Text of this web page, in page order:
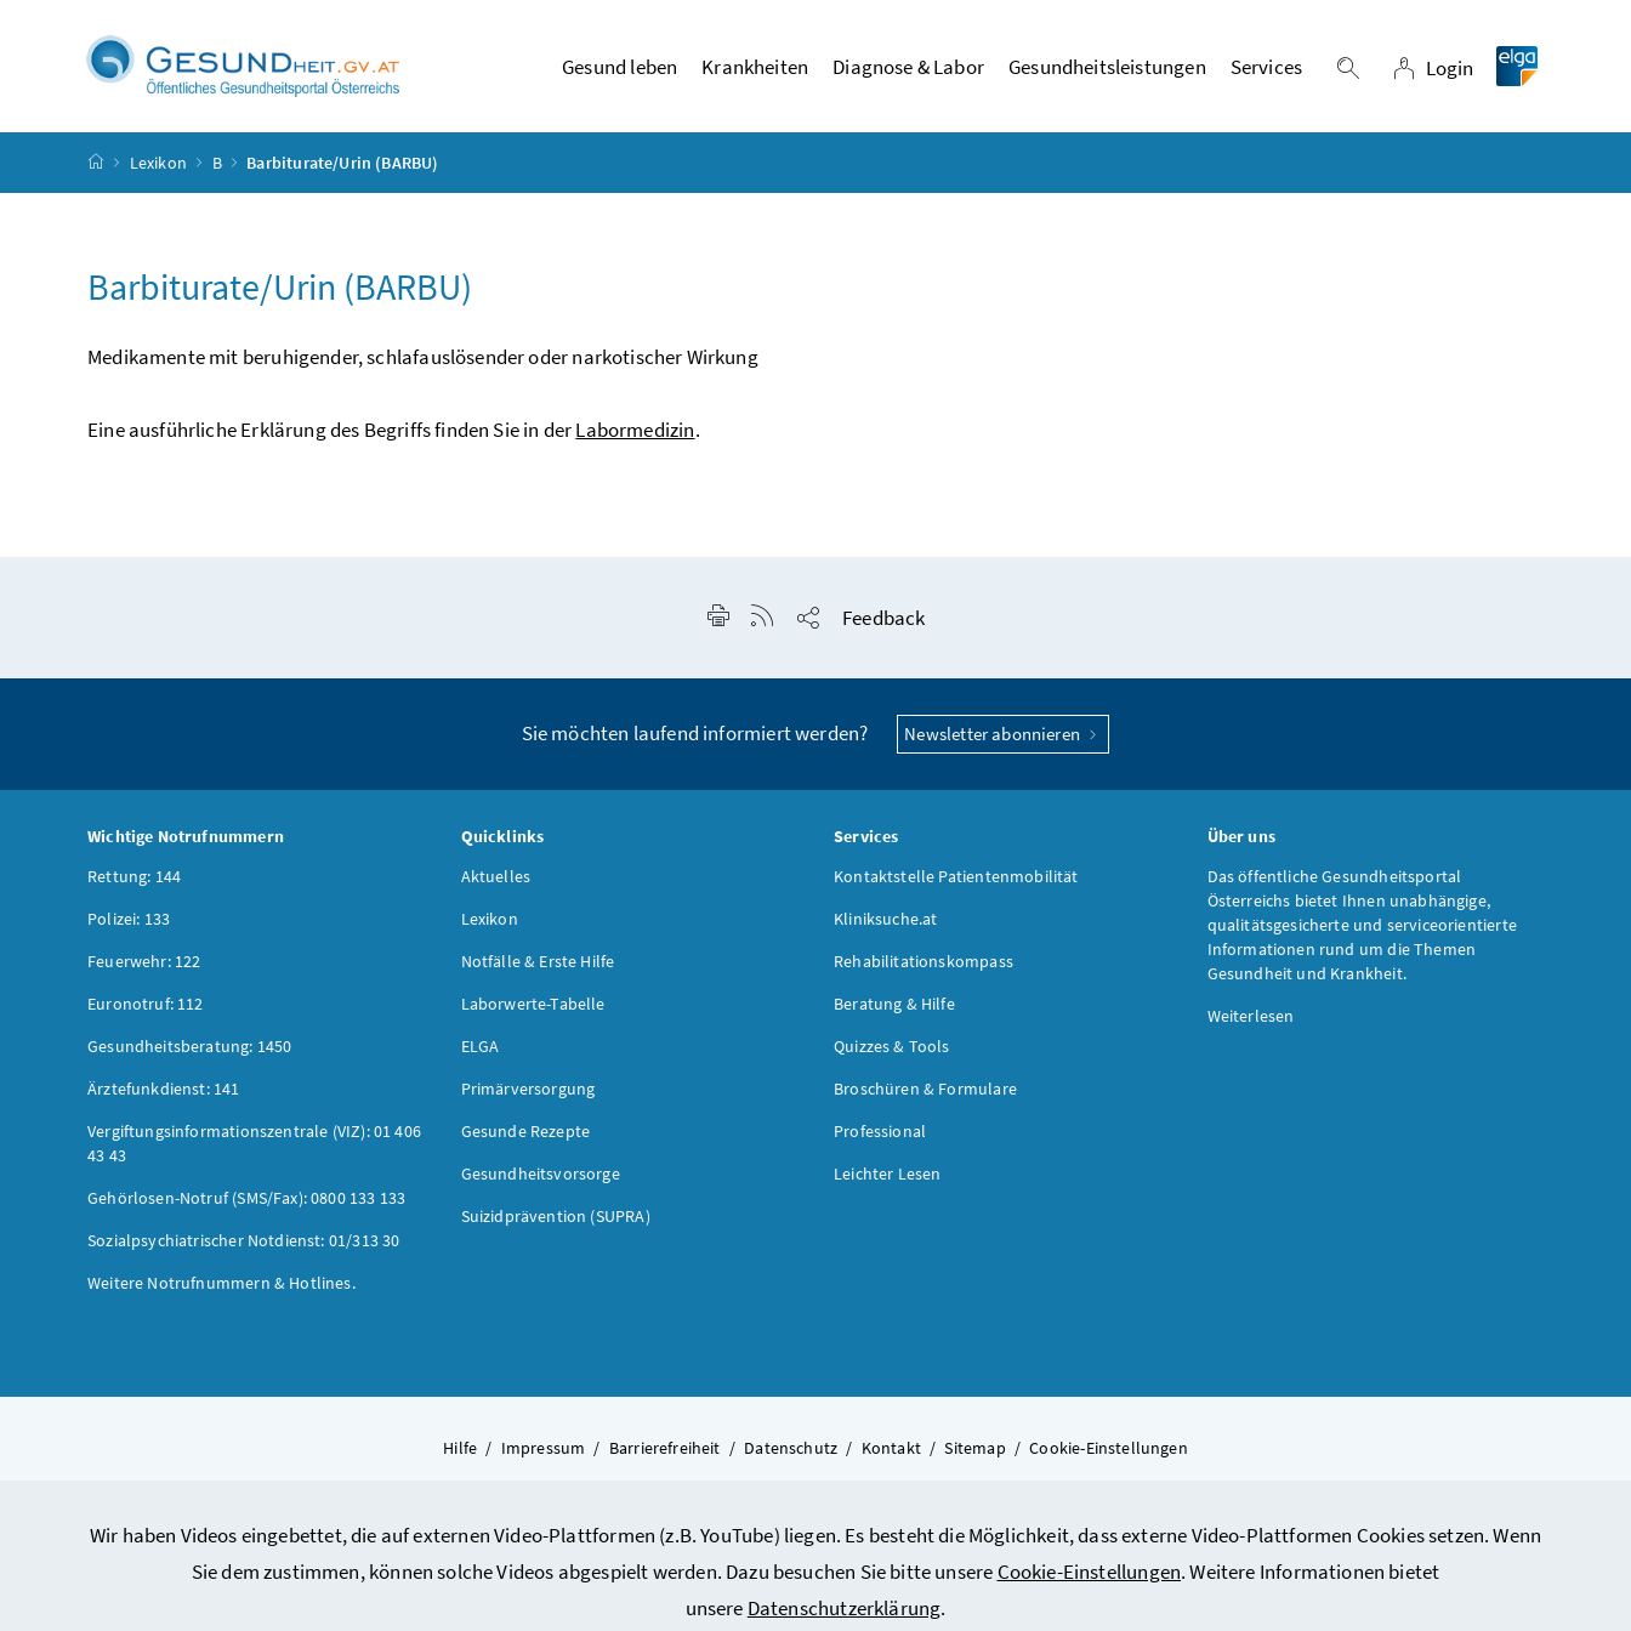
Wir haben Videos eingebettet, die auf externen Video-Plattformen (z.B. YouTube) liegen. Es besteht die Möglichkeit, dass externe Video-Plattformen Cookies setzen. Wenn
Sie dem zustimmen, können solche Videos abgespielt werden. Dazu besuchen Sie bitte unsere Cookie-Einstellungen. Weitere Informationen bietet
unsere Datenschutzerklärung.
Gesund leben Krankheiten Diagnose & Labor Gesundheitsleistungen Services Suche einblenden
Login
Login
Startseite
Lexikon B Barbiturate/Urin (BARBU)
Barbiturate/Urin (BARBU)
Medikamente mit beruhigender, schlafauslösender oder narkotischer Wirkung
Eine ausführliche Erklärung des Begriffs finden Sie in derLabormedizin.
Seite drucken
RSS-Feed anzeigen
Feedback
Sie möchten laufend informiert werden? Newsletter abonnieren
Wichtige Notrufnummern
Rettung: 144
Polizei: 133
Feuerwehr: 122
Euronotruf: 112
Gesundheitsberatung: 1450
Ärztefunkdienst: 141
Vergiftungsinformationszentrale (VIZ): 01 406
43 43
Gehörlosen-Notruf (SMS/Fax): 0800 133 133
Sozialpsychiatrischer Notdienst: 01/313 30
Weitere Notrufnummern & Hotlines.
Quicklinks
Aktuelles
Lexikon
Notfälle & Erste Hilfe
Laborwerte-Tabelle
ELGA
Primärversorgung
Gesunde Rezepte
Gesundheitsvorsorge
Suizidprävention (SUPRA)
Services
Kontaktstelle Patientenmobilität
Kliniksuche.at
Rehabilitationskompass
Beratung & Hilfe
Quizzes & Tools
Broschüren & Formulare
Professional
Leichter Lesen
Über uns
Das öffentliche Gesundheitsportal
Österreichs bietet Ihnen unabhängige,
qualitätsgesicherte und serviceorientierte
Informationen rund um die Themen
Gesundheit und Krankheit.
Weiterlesen
Hilfe / Impressum / Barrierefreiheit / Datenschutz / Kontakt / Sitemap / Cookie-Einstellungen
© 2026 Bundesministerium für Arbeit, Soziales, Gesundheit, Pflege und Konsumentenschutz